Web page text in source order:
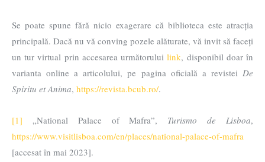
Se poate spune fără nicio exagerare că biblioteca este atracția
principală. Dacă nu vă conving pozele alăturate, vă invit să faceți
un tur virtual prin accesarea următoruluilink, disponibil doar în
varianta online a articolului, pe pagina oficială a revistei De
Spiritu et Anima, https://revista.bcub.ro/.
[1] „National Palace of Mafra”, Turismo de Lisboa,
https://www.visitlisboa.com/en/places/national-palace-of-mafra
[accesat în mai 2023].